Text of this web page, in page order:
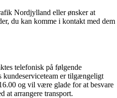
Nordjylland eller ønsker at
du kan komme i kontakt med dem
telefonisk på følgende
kundeserviceteam er tilgængeligt
og vil være glade for at besvare
at arrangere transport.